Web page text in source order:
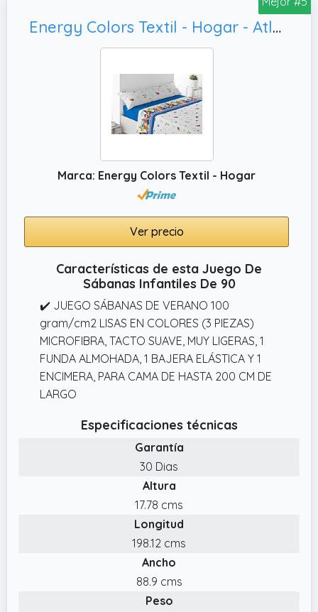
cm y 150 cm, asegurando un ajuste perfecto
para cualquier colchón. Diseños Divertidos:
Elige entre una selección de diseños
✔️ Características Principales: Material de
Alta Calidad: Fabricadas con una mezcla
equilibrada de 50% algodón y 50% poliéster,
durabilidad y resistencia a las arrugas del
poliéster. 144 Hilos: El tejido de 144 hilos
garantiza una sensación suave y confortable
para un descanso placentero.
Ajustable: 105 cm (ancho) x 200 cm (largo) x
(ancho) x 260 cm (largo) Funda de
Almohada: 45 cm x 125 cm
Energy Colors Textil - Hogar - Atlanta - Juego Sábanas Estampada Infantil Cama 90 Verano Microfibra (Piratas)
Marca: Energy Colors Textil - Hogar
Ver precio
Características de esta Juego De
Sábanas Infantiles De 90
✔️ JUEGO SÁBANAS DE VERANO 100
gram/cm2 LISAS EN COLORES (3 PIEZAS)
MICROFIBRA, TACTO SUAVE, MUY LIGERAS, 1
FUNDA ALMOHADA, 1 BAJERA ELÁSTICA Y 1
ENCIMERA, PARA CAMA DE HASTA 200 CM DE
LARGO
Especificaciones técnicas
Garantía
30 Dias
Altura
17.78 cms
Longitud
198.12 cms
Ancho
88.9 cms
Peso